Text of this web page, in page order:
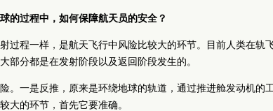
的过程中，如何保障航天员的安全？
过程一样，是航天飞行中风险比较大的环节。目前人类在轨
部分都是在发射阶段以及返回阶段发生的。
。一是反推，原来是环绕地球的轨道，通过推进舱发动机的
大的环节，首先它要准确。